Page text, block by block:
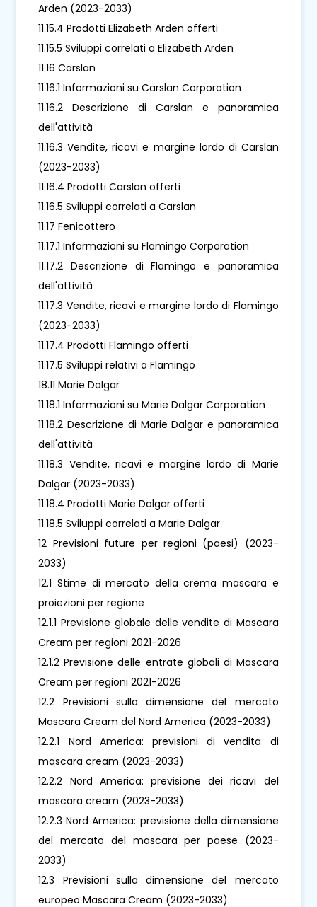
Arden (2023-2033)
11.15.4 Prodotti Elizabeth Arden offerti
11.15.5 Sviluppi correlati a Elizabeth Arden
11.16 Carslan
11.16.1 Informazioni su Carslan Corporation
11.16.2 Descrizione di Carslan e panoramica
dell'attività
11.16.3 Vendite, ricavi e margine lordo di Carslan
(2023-2033)
11.16.4 Prodotti Carslan offerti
11.16.5 Sviluppi correlati a Carslan
11.17 Fenicottero
11.17.1 Informazioni su Flamingo Corporation
11.17.2 Descrizione di Flamingo e panoramica
dell'attività
11.17.3 Vendite, ricavi e margine lordo di Flamingo
(2023-2033)
11.17.4 Prodotti Flamingo offerti
11.17.5 Sviluppi relativi a Flamingo
18.11 Marie Dalgar
11.18.1 Informazioni su Marie Dalgar Corporation
11.18.2 Descrizione di Marie Dalgar e panoramica
dell'attività
11.18.3 Vendite, ricavi e margine lordo di Marie
Dalgar (2023-2033)
11.18.4 Prodotti Marie Dalgar offerti
11.18.5 Sviluppi correlati a Marie Dalgar
12 Previsioni future per regioni (paesi) (2023-
2033)
12.1 Stime di mercato della crema mascara e
proiezioni per regione
12.1.1 Previsione globale delle vendite di Mascara
Cream per regioni 2021-2026
12.1.2 Previsione delle entrate globali di Mascara
Cream per regioni 2021-2026
12.2 Previsioni sulla dimensione del mercato
Mascara Cream del Nord America (2023-2033)
12.2.1 Nord America: previsioni di vendita di
mascara cream (2023-2033)
12.2.2 Nord America: previsione dei ricavi del
mascara cream (2023-2033)
12.2.3 Nord America: previsione della dimensione
del mercato del mascara per paese (2023-
2033)
12.3 Previsioni sulla dimensione del mercato
europeo Mascara Cream (2023-2033)